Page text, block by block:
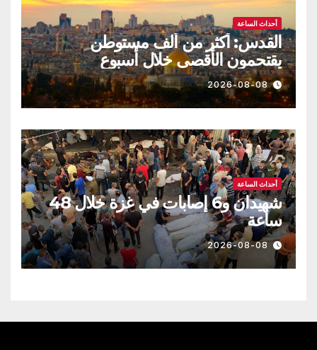
أحداث الساعة
القدس: أكثر من ألف مستوطن
يقتحمون الأقصى خلال أسبوع
2026-08-08
أحداث الساعة
شهيدان و6 إصابات في غزة خلال 48
ساعة
2026-08-08